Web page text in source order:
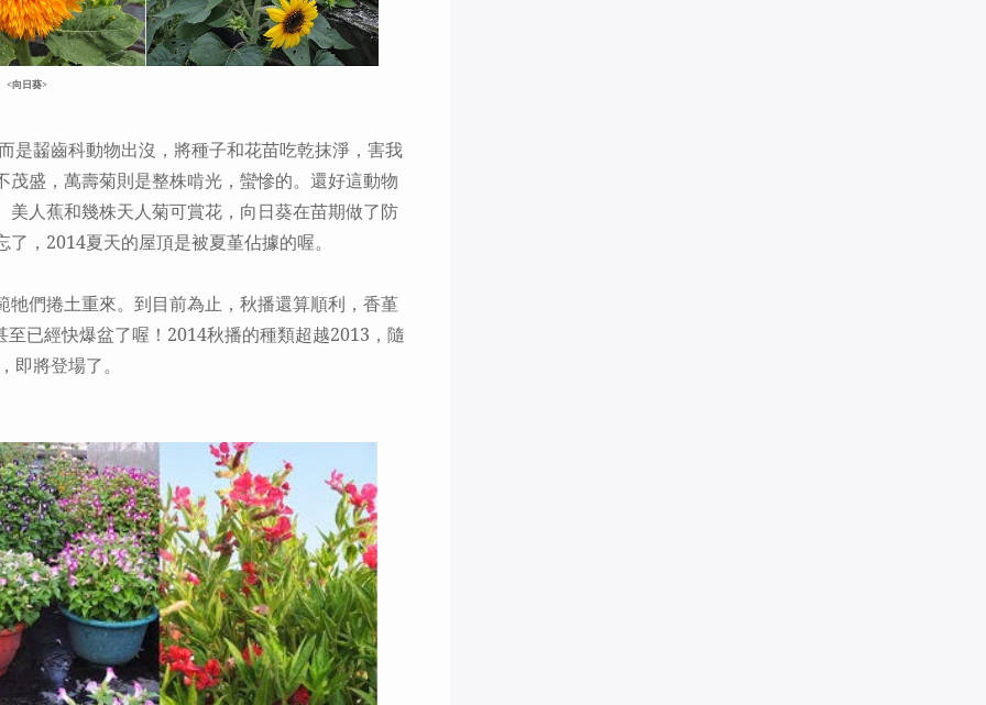
<向日葵>
是齧齒科動物出沒，將種子和花苗吃乾抹淨，害我
盛，萬壽菊則是整株啃光，蠻慘的。還好這動物
人蕉和幾株天人菊可賞花，向日葵在苗期做了防
， 2014夏天的屋頂是被夏堇佔據的喔。
們捲土重來。到目前為止，秋播還算順利，香堇
已經快爆盆了喔！ 2014秋播的種類超越2013 ，隨
即將登場了。